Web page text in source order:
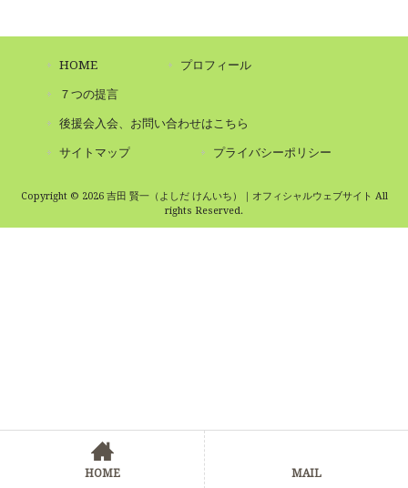
HOME プロフィール
７つの提言
後援会入会、お問い合わせはこちら
サイトマップ プライバシーポリシー
Copyright © 2026 吉田 賢一（よしだ けんいち）｜オフィシャルウェブサイト All
rights Reserved.
HOME MAIL